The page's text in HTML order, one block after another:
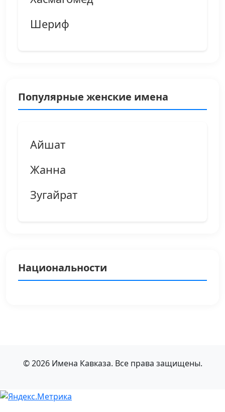
Шериф
Популярные женские имена
Айшат
Жанна
Зугайрат
Национальности
© 2026 Имена Кавказа. Все права защищены.